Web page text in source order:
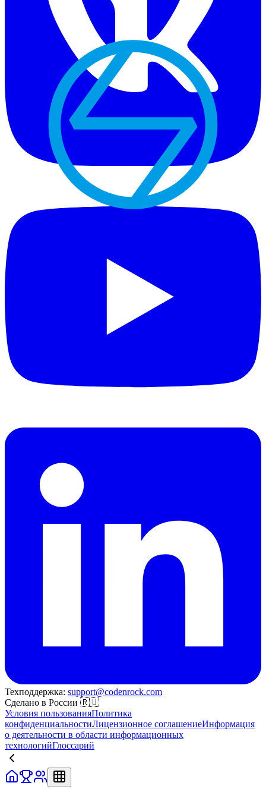
Техподдержка: support@codenrock.com
Сделано в России 🇷🇺
Условия пользованияПолитика
конфиденциальностиЛицензионное соглашениеИнформация
о деятельности в области информационных
технологийГлоссарий